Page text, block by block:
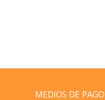
MEDIOS DE PAGO